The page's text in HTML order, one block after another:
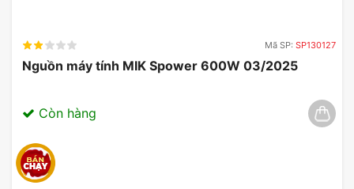
Mã SP: SP130127
Nguồn máy tính MIK Spower 600W 03/2025
Còn hàng